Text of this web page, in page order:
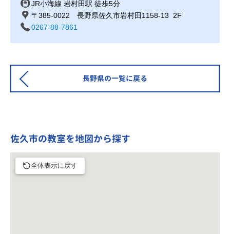
JR小海線 岩村田駅 徒歩5分
〒385-0022 長野県佐久市岩村田1158-13 2F
0267-88-7861
長野県の一覧に戻る
佐久市の教室を地図から探す
全体表示に戻す